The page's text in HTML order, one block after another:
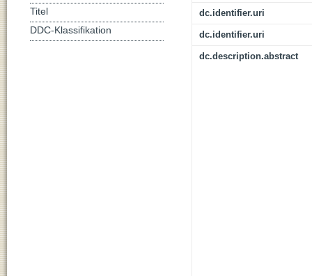
dc.identifier.uri
dc.identifier.uri
dc.description.abstract
Titel
DDC-Klassifikation